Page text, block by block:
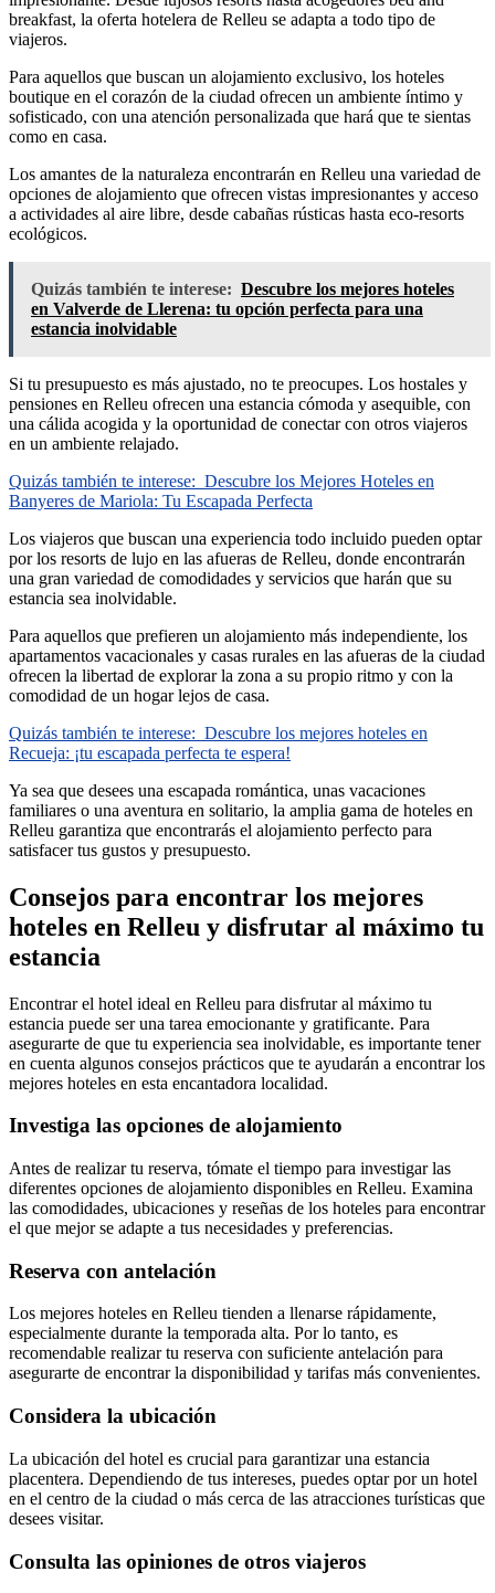
breakfast, la oferta hotelera de Relleu se adapta a todo tipo de
viajeros.
Para aquellos que buscan un alojamiento exclusivo, los hoteles
boutique en el corazón de la ciudad ofrecen un ambiente íntimo y
sofisticado, con una atención personalizada que hará que te sientas
como en casa.
Los amantes de la naturaleza encontrarán en Relleu una variedad de
opciones de alojamiento que ofrecen vistas impresionantes y acceso
a actividades al aire libre, desde cabañas rústicas hasta eco-resorts
ecológicos.
Quizás también te interese: Descubre los mejores hoteles
en Valverde de Llerena: tu opción perfecta para una
estancia inolvidable
Si tu presupuesto es más ajustado, no te preocupes. Los hostales y
pensiones en Relleu ofrecen una estancia cómoda y asequible, con
una cálida acogida y la oportunidad de conectar con otros viajeros
en un ambiente relajado.
Quizás también te interese: Descubre los Mejores Hoteles en
Banyeres de Mariola: Tu Escapada Perfecta
Los viajeros que buscan una experiencia todo incluido pueden optar
por los resorts de lujo en las afueras de Relleu, donde encontrarán
una gran variedad de comodidades y servicios que harán que su
estancia sea inolvidable.
Para aquellos que prefieren un alojamiento más independiente, los
apartamentos vacacionales y casas rurales en las afueras de la ciudad
ofrecen la libertad de explorar la zona a su propio ritmo y con la
comodidad de un hogar lejos de casa.
Quizás también te interese: Descubre los mejores hoteles en
Recueja: ¡tu escapada perfecta te espera!
Ya sea que desees una escapada romántica, unas vacaciones
familiares o una aventura en solitario, la amplia gama de hoteles en
Relleu garantiza que encontrarás el alojamiento perfecto para
satisfacer tus gustos y presupuesto.
Consejos para encontrar los mejores
hoteles en Relleu y disfrutar al máximo tu
estancia
Encontrar el hotel ideal en Relleu para disfrutar al máximo tu
estancia puede ser una tarea emocionante y gratificante. Para
asegurarte de que tu experiencia sea inolvidable, es importante tener
en cuenta algunos consejos prácticos que te ayudarán a encontrar los
mejores hoteles en esta encantadora localidad.
Investiga las opciones de alojamiento
Antes de realizar tu reserva, tómate el tiempo para investigar las
diferentes opciones de alojamiento disponibles en Relleu. Examina
las comodidades, ubicaciones y reseñas de los hoteles para encontrar
el que mejor se adapte a tus necesidades y preferencias.
Reserva con antelación
Los mejores hoteles en Relleu tienden a llenarse rápidamente,
especialmente durante la temporada alta. Por lo tanto, es
recomendable realizar tu reserva con suficiente antelación para
asegurarte de encontrar la disponibilidad y tarifas más convenientes.
Considera la ubicación
La ubicación del hotel es crucial para garantizar una estancia
placentera. Dependiendo de tus intereses, puedes optar por un hotel
en el centro de la ciudad o más cerca de las atracciones turísticas que
desees visitar.
Consulta las opiniones de otros viajeros